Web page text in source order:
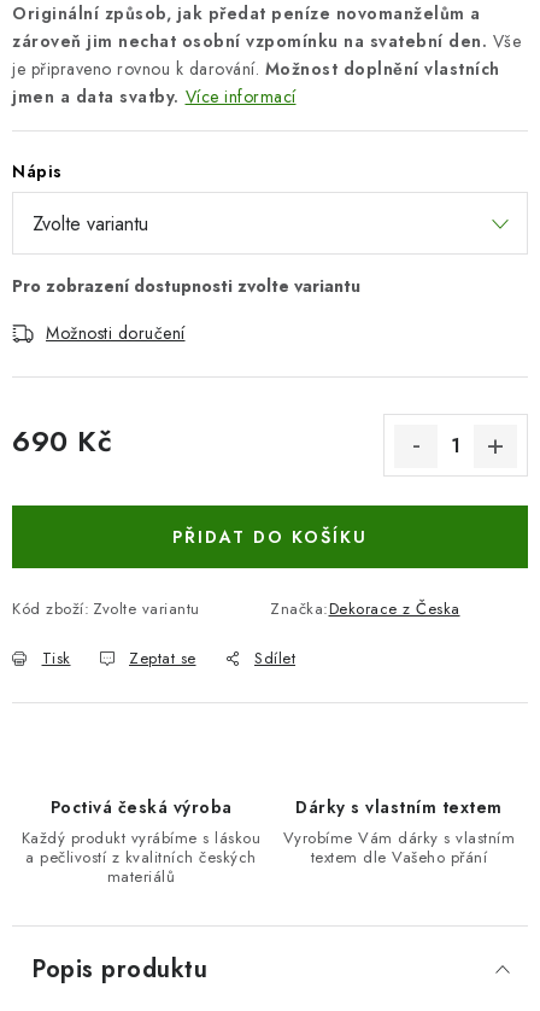
Originální způsob, jak předat peníze novomanželům a
zároveň jim nechat osobní vzpomínku na svatební den. Vše
je připraveno rovnou k darování. Možnost doplnění vlastních
jmen a data svatby. Více informací
Nápis
Možnosti doručení
690 Kč
PŘIDAT DO KOŠÍKU
Kód zboží: Zvolte variantu Značka:Dekorace z Česka
Tisk Zeptat se Sdílet
Poctivá česká výroba
Každý produkt vyrábíme s láskou
a pečlivostí z kvalitních českých
materiálů
Dárky s vlastním textem
Vyrobíme Vám dárky s vlastním
textem dle Vašeho přání
Popis produktu